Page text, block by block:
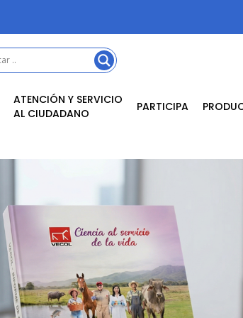
ATENCIÓN Y SERVICIO
AL CIUDADANO
PARTICIPA